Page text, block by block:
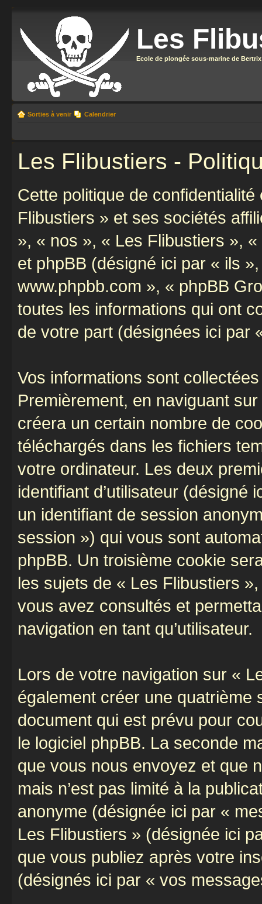
Les
Ecole de plongée sous-marine de Bertrix
Sorties à venir Calendrier
Les Flibustiers -
Cette politique de
Flibustiers » et ses sociétés
», « nos », « Les Flibustiers »,
et phpBB (désigné ici par « ils
www.phpbb.com », « phpBB
toutes les informations qui ont
de votre part (désignées ici par
Vos informations sont
Premièrement, en naviguant
créera un certain nombre de
téléchargés dans les fichiers
votre ordinateur. Les deux
identifiant d’utilisateur (désigné
un identifiant de session
session ») qui vous sont
phpBB. Un troisième cookie
les sujets de « Les Flibustiers
vous avez consultés et
navigation en tant qu’utilisateur.
Lors de votre navigation sur «
également créer une
document qui est prévu pour
le logiciel phpBB. La seconde
que vous nous envoyez et que
mais n’est pas limité à la
anonyme (désignée ici par «
Les Flibustiers » (désignée ici
que vous publiez après votre
(désignés ici par « vos